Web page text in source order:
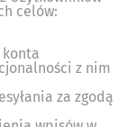
celów:
z nim
za zgodą